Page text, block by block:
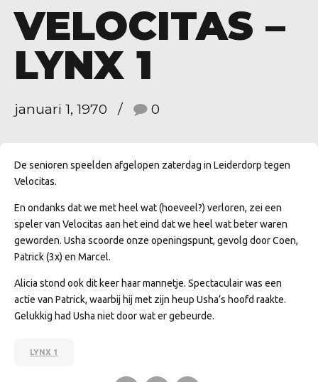
VELOCITAS –
LYNX 1
januari 1, 1970 0
De senioren speelden afgelopen zaterdag in Leiderdorp tegen
Velocitas.
En ondanks dat we met heel wat (hoeveel?) verloren, zei een
speler van Velocitas aan het eind dat we heel wat beter waren
geworden. Usha scoorde onze openingspunt, gevolg door Coen,
Patrick (3x) en Marcel.
Alicia stond ook dit keer haar mannetje. Spectaculair was een
actie van Patrick, waarbij hij met zijn heup Usha’s hoofd raakte.
Gelukkig had Usha niet door wat er gebeurde.
LYNX 1